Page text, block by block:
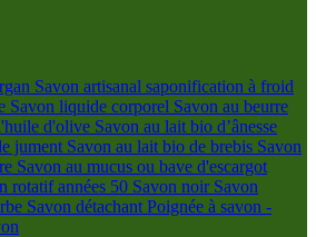
Savon artisanal saponification à froid
Savon liquide corporel Savon au beurre
d'olive Savon au lait bio d’ânesse
jument Savon au lait bio de brebis Savon
Savon au mucus ou bave d'escargot
rotatif années 50 Savon noir Savon
Savon détachant Poignée à savon -